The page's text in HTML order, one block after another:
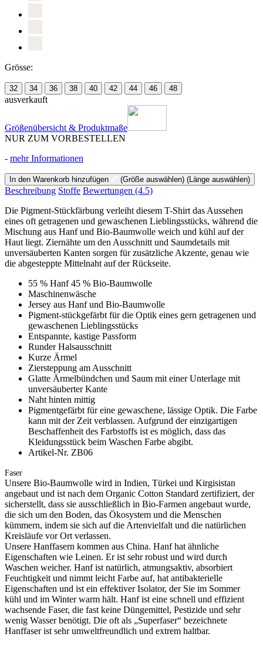
Grösse:
32 34 36 38 40 42 44 46 48
ausverkauft
Größenübersicht & Produktmaße
NUR ZUM VORBESTELLEN
- mehr Informationen
In den Warenkorb hinzufügen (Größe auswählen) (Länge auswählen)
Beschreibung Stoffe Bewertungen (4.5)
Die Pigment-Stückfärbung verleiht diesem T-Shirt das Aussehen
eines oft getragenen und gewaschenen Lieblingsstücks, während die
Mischung aus Hanf und Bio-Baumwolle weich und kühl auf der
Haut liegt. Ziernähte um den Ausschnitt und Saumdetails mit
unversäuberten Kanten sorgen für zusätzliche Akzente, genau wie
die abgesteppte Mittelnaht auf der Rückseite.
55 % Hanf 45 % Bio-Baumwolle
Maschinenwäsche
Jersey aus Hanf und Bio-Baumwolle
Pigment-stückgefärbt für die Optik eines gern getragenen und
gewaschenen Lieblingsstücks
Entspannte, kastige Passform
Runder Halsausschnitt
Kurze Ärmel
Ziersteppung am Ausschnitt
Glatte Ärmelbündchen und Saum mit einer Unterlage mit
unversäuberter Kante
Naht hinten mittig
Pigmentgefärbt für eine gewaschene, lässige Optik. Die Farbe
kann mit der Zeit verblassen. Aufgrund der einzigartigen
Beschaffenheit des Farbstoffs ist es möglich, dass das
Kleidungsstück beim Waschen Farbe abgibt.
Artikel-Nr. ZB06
Faser
Unsere Bio-Baumwolle wird in Indien, Türkei und Kirgisistan
angebaut und ist nach dem Organic Cotton Standard zertifiziert, der
sicherstellt, dass sie ausschließlich in Bio-Farmen angebaut wurde,
die sich um den Boden, das Ökosystem und die Menschen
kümmern, indem sie sich auf die Artenvielfalt und die natürlichen
Kreisläufe vor Ort verlassen.
Unsere Hanffasern kommen aus China. Hanf hat ähnliche
Eigenschaften wie Leinen. Er ist sehr robust und wird durch
Waschen weicher. Hanf ist natürlich, atmungsaktiv, absorbiert
Feuchtigkeit und nimmt leicht Farbe auf, hat antibakterielle
Eigenschaften und ist ein effektiver Isolator, der Sie im Sommer
kühl und im Winter warm hält. Hanf ist eine schnell und effizient
wachsende Faser, die fast keine Düngemittel, Pestizide und sehr
wenig Wasser benötigt. Die oft als „Superfaser“ bezeichnete
Hanffaser ist sehr umweltfreundlich und extrem haltbar.